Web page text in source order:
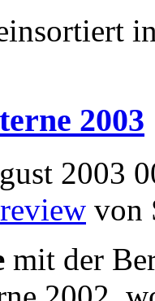
2003
2003
von
mit der